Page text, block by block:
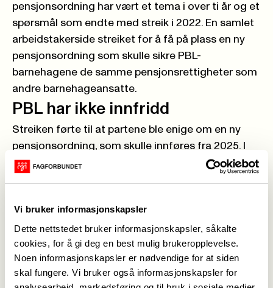
Vi bruker informasjonskapsler
Dette nettstedet bruker informasjonskapsler, såkalte
cookies, for å gi deg en best mulig brukeropplevelse.
Noen informasjonskapsler er nødvendige for at siden
skal fungere. Vi bruker også informasjonskapsler for
pensjonsordning har vært et tema i over ti år og et
spørsmål som endte med streik i 2022. En samlet
arbeidstakerside streiket for å få på plass en ny
pensjonsordning som skulle sikre PBL-
barnehagene de samme pensjonsrettigheter som
andre barnehageansatte.
PBL har ikke innfridd
Streiken førte til at partene ble enige om en ny
pensjonsordning, som skulle innføres fra 2025. I
avtalen heter det at PBL-ansatte skal inn i AFP i
til å bli tema i årets oppgjør.
– At PBL unnlater å få dette på plass er ikke greit.
Det er ingen grunn til at ansatte i PBL-barnehager
skal få en dårligere pensjonsordning enn andre i
sektoren, sier Anne Green Nilsen.